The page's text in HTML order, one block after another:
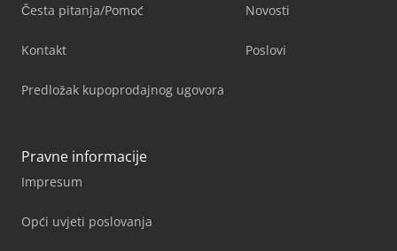
Česta pitanja/Pomoć
Kontakt
Predložak kupoprodajnog ugovora
Novosti
Poslovi
Pravne informacije
Impresum
Opći uvjeti poslovanja